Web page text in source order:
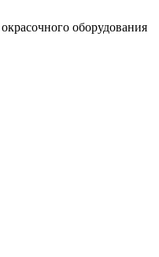
оборудования